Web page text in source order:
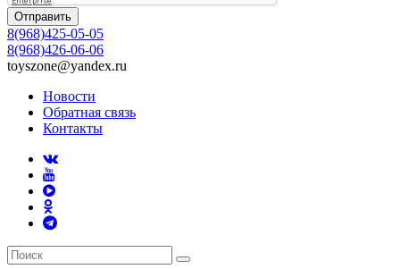
Отправить
8(968)425-05-05
8(968)426-06-06
toyszone@yandex.ru
Новости
Обратная связь
Контакты